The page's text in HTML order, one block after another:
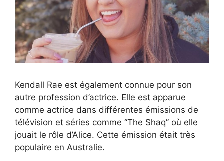
Kendall Rae est également connue pour son
autre profession d’actrice. Elle est apparue
comme actrice dans différentes émissions de
télévision et séries comme “The Shaq” où elle
jouait le rôle d’Alice. Cette émission était très
populaire en Australie.